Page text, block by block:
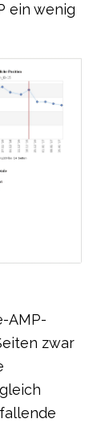
ein wenig
AMP-
zwar